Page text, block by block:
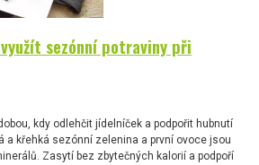
sezónní potraviny při
kdy odlehčit jídelníček a podpořit hubnutí
a křehká sezónní zelenina a první ovoce jsou
Zasytí bez zbytečných kalorií a podpoří